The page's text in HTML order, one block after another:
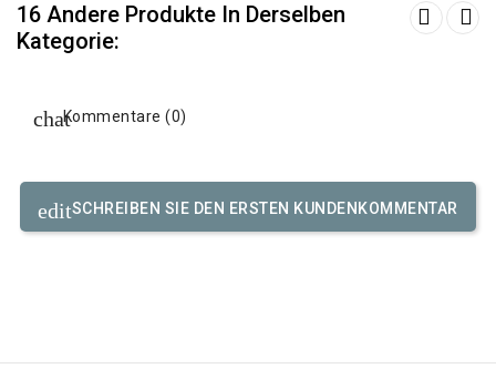
16 Andere Produkte In Derselben
Kategorie:
Kommentare (0)
SCHREIBEN SIE DEN ERSTEN KUNDENKOMMENTAR